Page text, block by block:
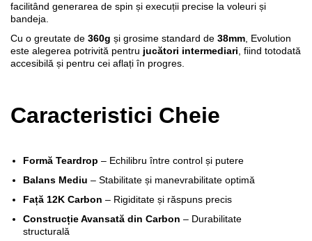
facilitând generarea de spin și execuții precise la voleuri și
bandeja.
Cu o greutate de 360g și grosime standard de 38mm , Evolution
este alegerea potrivită pentru jucători intermediari , fiind totodată
accesibilă și pentru cei aflați în progres.
Caracteristici Cheie
Formă Teardrop – Echilibru între control și putere
Balans Mediu – Stabilitate și manevrabilitate optimă
Față 12K Carbon – Rigiditate și răspuns precis
Construcție Avansată din Carbon – Durabilitate
structurală